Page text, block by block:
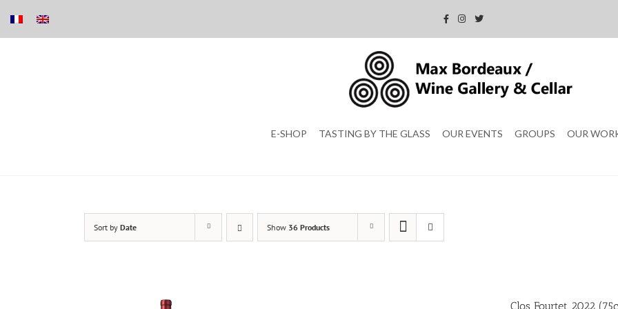
E-SHOP TASTING BY THE GLASS OUR EVENTS GROUPS OUR
Sort by Date Show 36 Products
Clos Fourtet 2022